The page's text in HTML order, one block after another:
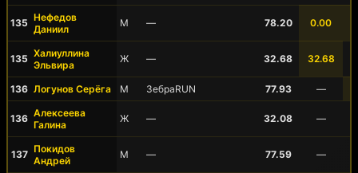
135 Нефедов
Даниил
М — 78.20 0.00
135 Халиуллина
Эльвира
Ж — 32.68 32.68
136 Логунов Серёга М ЗебраRUN 77.93 —
136 Алексеева
Галина
Ж — 32.08 —
137 Покидов
Андрей
М — 77.59 —